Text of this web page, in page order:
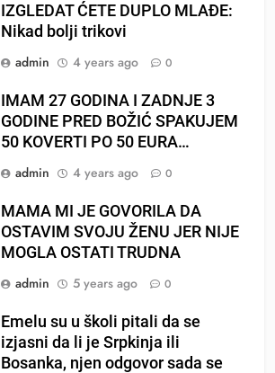
IZGLEDAT ĆETE DUPLO MLAĐE:
Nikad bolji trikovi
admin
4 years ago 0
IMAM 27 GODINA I ZADNJE 3
GODINE PRED BOŽIĆ SPAKUJEM
50 KOVERTI PO 50 EURA…
admin
4 years ago 0
MAMA MI JE GOVORILA DA
OSTAVIM SVOJU ŽENU JER NIJE
MOGLA OSTATI TRUDNA
admin
5 years ago 0
Emelu su u školi pitali da se
izjasni da li je Srpkinja ili
Bosanka, njen odgovor sada se